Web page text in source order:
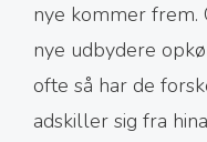
nye kommer frem.
nye udbydere
ofte så har de
adskiller sig fra